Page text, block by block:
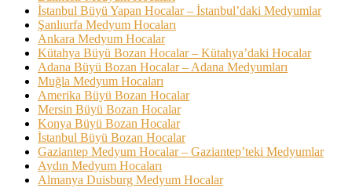
İstanbul Büyü Yapan Hocalar – İstanbul’daki Medyumlar
Şanlıurfa Medyum Hocaları
Ankara Medyum Hocalar
Kütahya Büyü Bozan Hocalar – Kütahya’daki Hocalar
Adana Büyü Bozan Hocalar – Adana Medyumları
Muğla Medyum Hocaları
Amerika Büyü Bozan Hocalar
Mersin Büyü Bozan Hocalar
Konya Büyü Bozan Hocalar
İstanbul Büyü Bozan Hocalar
Gaziantep Medyum Hocalar – Gaziantep’teki Medyumlar
Aydın Medyum Hocaları
Almanya Duisburg Medyum Hocalar